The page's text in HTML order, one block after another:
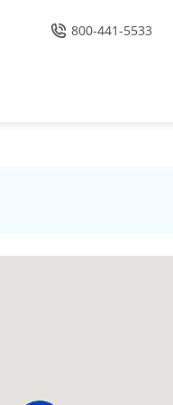
Llámenos
800-441-5533